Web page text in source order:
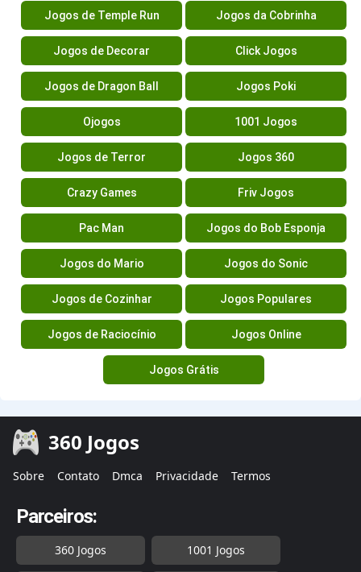
Jogos de Temple Run Jogos da Cobrinha
Jogos de Decorar Click Jogos
Jogos de Dragon Ball Jogos Poki
Ojogos 1001 Jogos
Jogos de Terror Jogos 360
Crazy Games Friv Jogos
Pac Man Jogos do Bob Esponja
Jogos do Mario Jogos do Sonic
Jogos de Cozinhar Jogos Populares
Jogos de Raciocínio Jogos Online
Jogos Grátis
360 Jogos
Sobre Contato Dmca Privacidade Termos
Parceiros:
360 Jogos 1001 Jogos